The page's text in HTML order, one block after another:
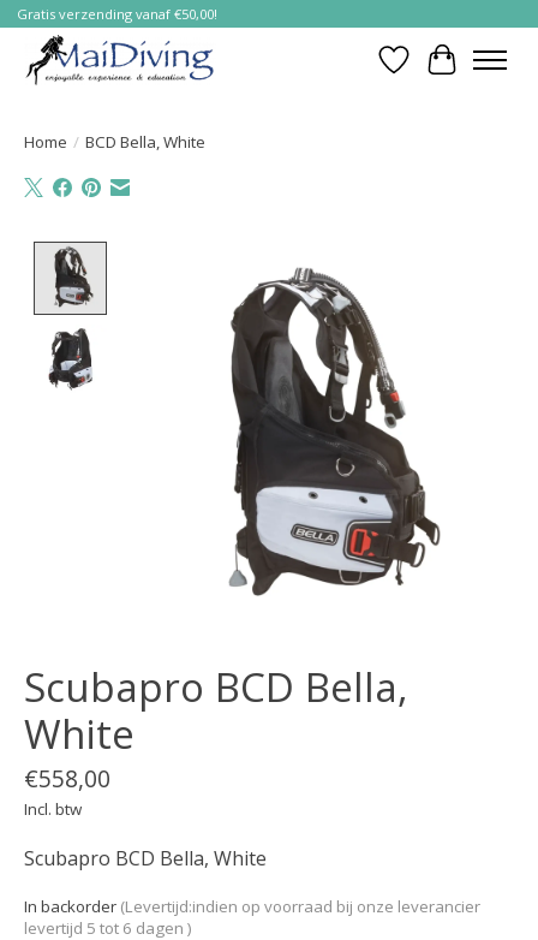
Gratis verzending vanaf €50,00!
Verlanglijst
Home / BCD Bella, White
Scubapro BCD Bella,
White
€558,00
Incl. btw
Scubapro BCD Bella, White
In backorder (Levertijd:indien op voorraad bij onze leverancier
levertijd 5 tot 6 dagen )